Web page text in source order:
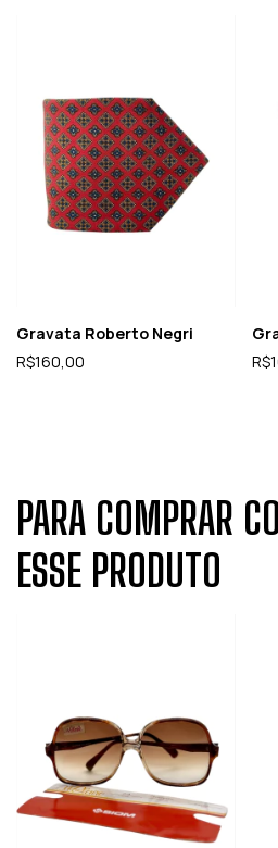
Gravata Roberto Negri
R$160,00
PARA COMPRAR
ESSE PRODUTO